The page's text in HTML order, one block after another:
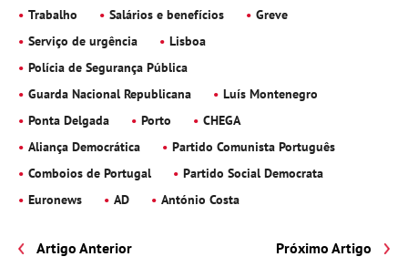
Trabalho Salários e benefícios
Greve
Serviço de urgência
Lisboa
Polícia de Segurança Pública
Guarda Nacional Republicana
Luís Montenegro
Ponta Delgada
Porto
CHEGA
Aliança Democrática
Partido Comunista Português
Comboios de Portugal
Partido Social Democrata
Euronews
AD António Costa
Artigo Anterior Próximo Artigo